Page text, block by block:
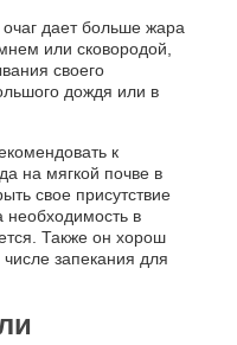
дает больше жара
или сковородой,
своего
дождя или в
к
на мягкой почве в
свое присутствие
необходимость в
Также он хорош
запекания для